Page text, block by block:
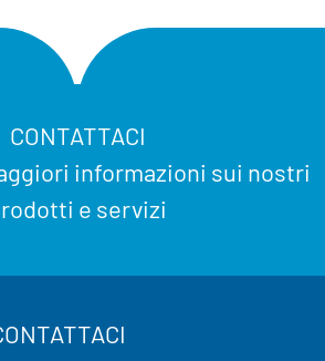
CONTATTACI
informazioni sui nostri
e servizi